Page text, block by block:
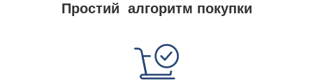
Простий алгоритм покупки